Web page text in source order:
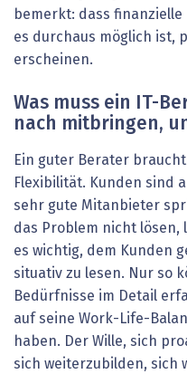
bemerkt: dass
es durchaus möglich ist,
erscheinen.
Was muss ein IT-
nach mitbringen,
Ein guter Berater
Flexibilität. Kunden sind
sehr gute Mitanbieter
das Problem nicht lösen,
es wichtig, dem Kunden
situativ zu lesen. Nur so
Bedürfnisse im Detail
auf seine Work-Life-
haben. Der Wille, sich
sich weiterzubilden, sich